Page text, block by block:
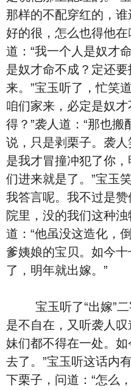
那样的不配穿红的，
好的很，怎么也得他
道：“我一个人是奴才
是奴才命不成？定还
来。”宝玉听了，忙笑
咱们家来，必定是奴
得？”袭人道：“那也搬
说，只是剥栗子。袭
是我才冒撞冲犯了你
们进来就是了。”宝玉
我答言呢。我不过是
院里，没的我们这种浊
道：“他虽没这造化，
爹姨娘的宝贝。如今
了，明年就出嫁。”
宝玉听了“出嫁”二
是不自在，又听袭人
妹们都不得在一处。
去了。”宝玉听这话内
下栗子，问道：“怎么